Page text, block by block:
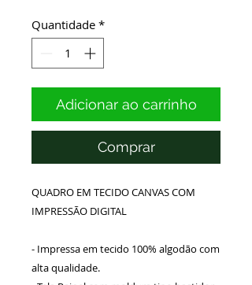
Quantidade *
Adicionar ao carrinho
Comprar
QUADRO EM TECIDO CANVAS COM
IMPRESSÃO DIGITAL
- Impressa em tecido 100% algodão com
alta qualidade.